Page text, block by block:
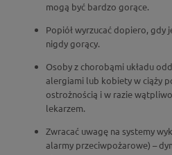
mogą być bardzo gorące.
Popiół wyrzucać dopiero, gdy
nigdy gorący.
Osoby z chorobąmi układu
alergiami lub kobiety w ciąży
ostrożnością i w razie
lekarzem.
Zwracać uwagę na systemy
alarmy przeciwpożarowe) –